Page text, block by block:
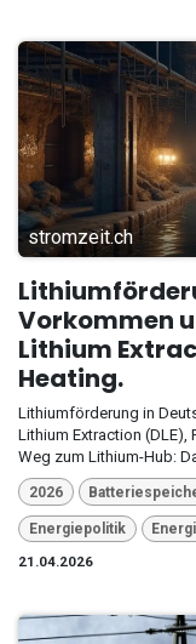
stromzeit.ch
Vorkommen
Lithium
Heating.
Lithiumförderung in
Lithium Extraction (DLE),
Weg zum Lithium-Hub:
2026
Energiepolitik
21.04.2026